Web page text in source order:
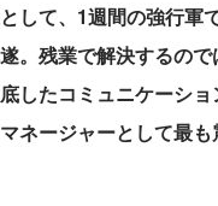
して、1週間の強行軍
。残業で解決するの
したコミュニケーシ
ネージャーとして最